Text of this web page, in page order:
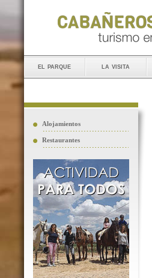
el parque la visita
Alojamientos
Restaurantes